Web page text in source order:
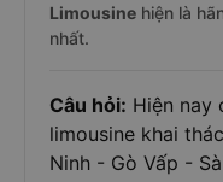
Limousine hiện là
nhất.
Câu hỏi: Hiện nay
limousine khai
Ninh - Gò Vấp -